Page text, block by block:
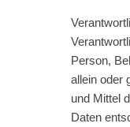
Person,
allein oder
und Mittel
Daten